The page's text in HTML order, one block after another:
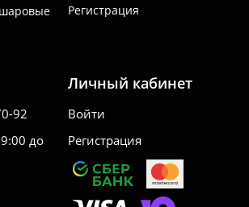
Регистрация
92
до
Личный кабинет
Войти
Регистрация